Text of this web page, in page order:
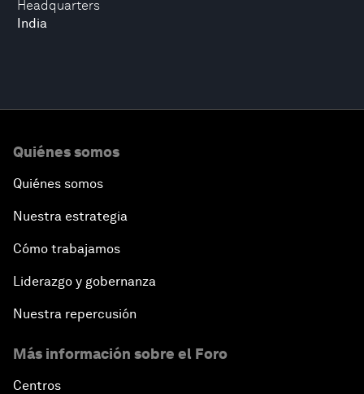
Headquarters
India
Quiénes somos
Quiénes somos
Nuestra estrategia
Cómo trabajamos
Liderazgo y gobernanza
Nuestra repercusión
Más información sobre el Foro
Centros